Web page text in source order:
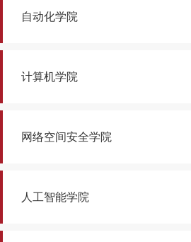
自动化学院
计算机学院
网络空间安全学院
人工智能学院